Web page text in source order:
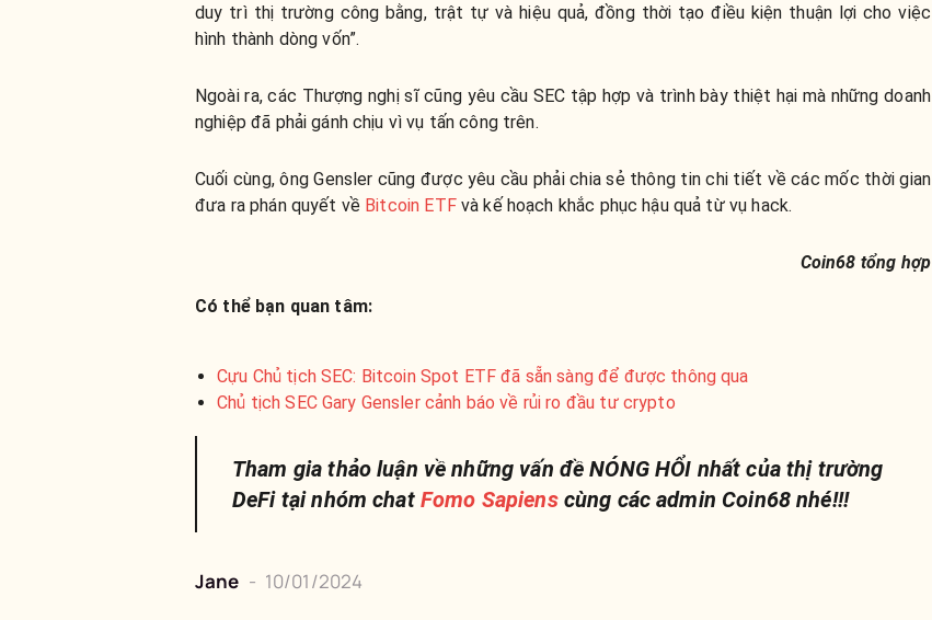
duy trì thị trường công bằng, trật tự và hiệu quả, đồng thời tạo điều kiện thuận lợi cho việc
hình thành dòng vốn”.
Ngoài ra, các Thượng nghị sĩ cũng yêu cầu SEC tập hợp và trình bày thiệt hại mà những doanh
nghiệp đã phải gánh chịu vì vụ tấn công trên.
Cuối cùng, ông Gensler cũng được yêu cầu phải chia sẻ thông tin chi tiết về các mốc thời gian
đưa ra phán quyết về Bitcoin ETFvà kế hoạch khắc phục hậu quả từ vụ hack.
Coin68 tổng hợp
Có thể bạn quan tâm:
Cựu Chủ tịch SEC: Bitcoin Spot ETF đã sẵn sàng để được thông qua
Chủ tịch SEC Gary Gensler cảnh báo về rủi ro đầu tư crypto
Tham gia thảo luận về những vấn đề NÓNG HỔI nhất của thị trường
DeFi tại nhóm chat Fomo Sapiens cùng các admin Coin68 nhé!!!
Jane - 10/01/2024